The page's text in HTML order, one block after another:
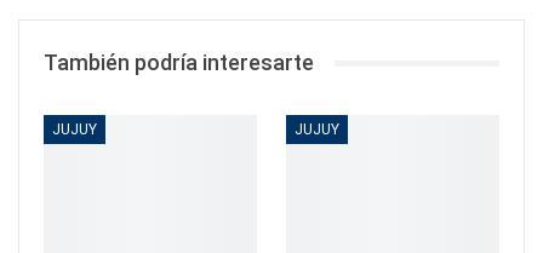
También podría interesarte
JUJUY JUJUY